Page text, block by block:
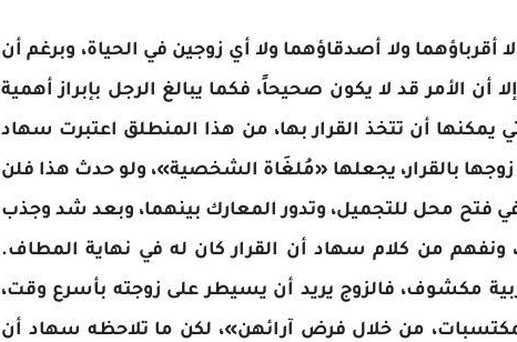
ولا أصدقاؤهما ولا أي زوجين في الحياة، وبرغم أن
أن الأمر قد لا يكون صحيحاً، فكما يبالغ الرجل بإبراز أهمية
يمكنها أن تتخذ القرار بها، من هذا المنطلق اعتبرت سهاد
زوجها بالقرار، يجعلها «مُلغَاة الشخصية»، ولو حدث هذا فلن
فتح محل للتجميل، وتدور المعارك بينهما، وبعد شد وجذب
ونفهم من كلام سهاد أن القرار كان له في نهاية المطاف.
مكشوف، فالزوج يريد أن يسيطر على زوجته بأسرع وقت،
من خلال فرض آرائهن»، لكن ما تلاحظه سهاد أن